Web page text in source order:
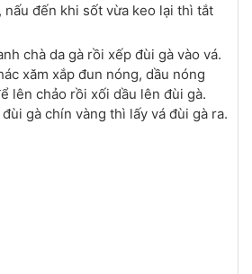
nấu đến khi sốt vừa keo lại thì tắt
chà da gà rồi xếp đùi gà vào vá.
xăm xắp đun nóng, dầu nóng
lên chảo rồi xối dầu lên đùi gà.
gà chín vàng thì lấy vá đùi gà ra.